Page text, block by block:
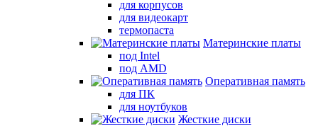
для корпусов
для видеокарт
термопаста
Материнские платы
под Intel
под AMD
Оперативная память
для ПК
для ноутбуков
Жесткие диски